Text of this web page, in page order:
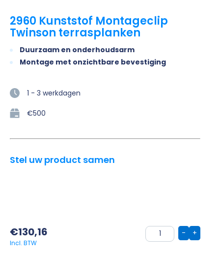
2960 Kunststof Montageclip
Twinson terrasplanken
Duurzaam en onderhoudsarm
Montage met onzichtbare bevestiging
1 - 3 werkdagen
€500
Stel uw product samen
€130,16 +
-